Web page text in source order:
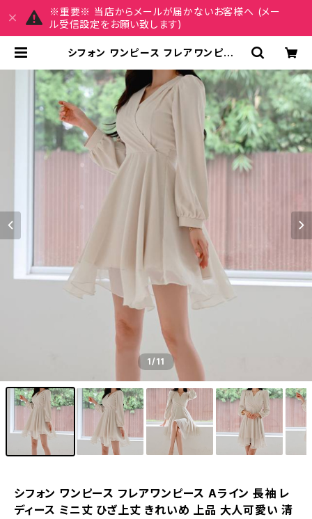
※重要※ 当店からメールが届かないお客様へ (メー
ル受信設定をお願い致します)
シフォン ワンピース フレアワンピース
上丈 きれいめ 上品 大人可愛い 清楚
韓国風 通勤 通学 デート お呼ばれ 結
婚式 二次会 春 夏 秋 冬 20代 30代
40代 女性向け 人気 トレンド フェミ
ニン ナチュラル 体型カバー エレガン
ト ベージュ おしゃれ ファッション C-
OSS0131 | MY CHARM マイチャ
ーム ワンピース スカート レディース
ファッション 通販
1/11
シフォン ワンピース フレアワンピース Aライン 長袖 レ
ディース ミニ丈 ひざ上丈 きれいめ 上品 大人可愛い 清